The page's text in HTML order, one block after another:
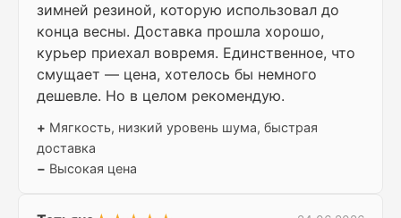
зимней резиной, которую использовал до
конца весны. Доставка прошла хорошо,
курьер приехал вовремя. Единственное, что
смущает — цена, хотелось бы немного
дешевле. Но в целом рекомендую.
+ Мягкость, низкий уровень шума, быстрая
доставка
− Высокая цена